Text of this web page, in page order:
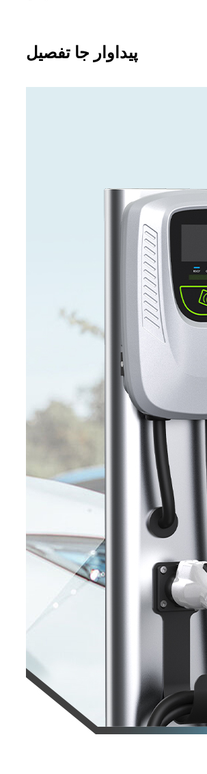
پيداوار جا تفصيل